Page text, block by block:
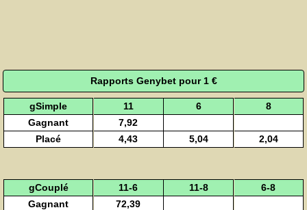
Rapports Genybet pour 1 €
gSimple 11 6
8
Gagnant
7,92
Placé
4,43 5,04 2,04
gCouplé 11-6 11-8
6-8
Gagnant
72,39